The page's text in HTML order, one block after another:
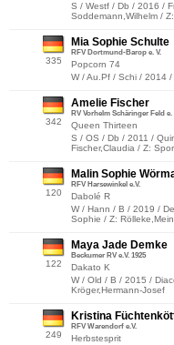
S / Westf / Db / 2016 /
Soddemann,Wilhelm /
335
Mia Sophie Schulte
RFV Dortmund-Barop e. V.
Popcorn 74
W / Au.Pf / Schi / 2014
342
Amelie Fischer
RV Vorhelm Schäringer Feld e.
Queen Thirteen
S / OS / Db / 2011 /
Fischer,Claudia / Z:
120
Malin Sophie
RFV Harsewinkel e.V.
Dabolé R
W / Hann / B / 2019 /
Sophie / Z:
122
Maya Jade Demke
Beckumer RV e.V. 1925
Dakato K
W / Old / B / 2015 /
Kröger,Hermann-Josef
249
Kristina
RFV Warendorf e.V.
Herbstesprit